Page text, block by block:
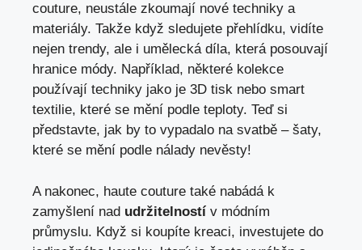
couture, neustále zkoumají nové techniky a
materiály. Takže když sledujete přehlídku, vidíte
nejen trendy, ale i umělecká díla, která posouvají
hranice módy. Například, některé kolekce
používají techniky jako je 3D tisk nebo smart
textilie, které se mění podle teploty. Teď si
představte, jak by to vypadalo na svatbě – šaty,
které se mění podle nálady nevěsty!
A nakonec, haute couture také nabádá k
zamyšlení nad udržitelností v módním
průmyslu. Když si koupíte kreaci, investujete do